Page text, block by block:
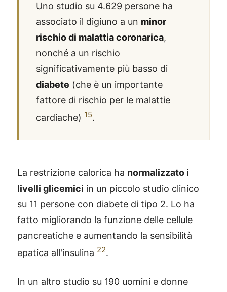
Uno studio su 4.629 persone ha
associato il digiuno a un minor
rischio di malattia coronarica,
nonché a un rischio
significativamente più basso di
diabete (che è un importante
fattore di rischio per le malattie
cardiache) 15.
La restrizione calorica ha normalizzato i
livelli glicemici in un piccolo studio clinico
su 11 persone con diabete di tipo 2. Lo ha
fatto migliorando la funzione delle cellule
pancreatiche e aumentando la sensibilità
epatica all'insulina 22.
In un altro studio su 190 uomini e donne